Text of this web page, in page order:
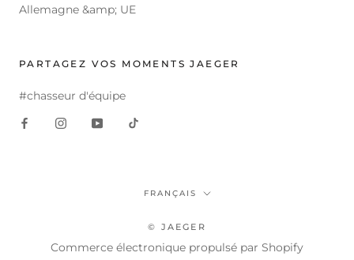
Allemagne &amp; UE
PARTAGEZ VOS MOMENTS JAEGER
#chasseur d'équipe
Langue
FRANÇAIS
© JAEGER
Commerce électronique propulsé par Shopify